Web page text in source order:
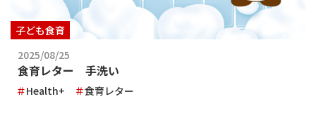
2025/08/25
食育レター 手洗い
Health+ 食育レター
子ども食育